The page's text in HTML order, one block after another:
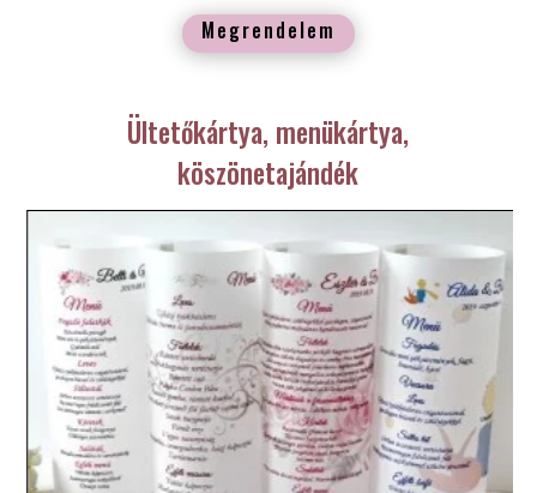
Megrendelem
Ültetőkártya, menükártya,
köszönetajándék